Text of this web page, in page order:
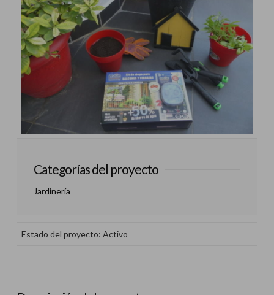
Categorías del proyecto
Jardinería
Estado del proyecto: Activo